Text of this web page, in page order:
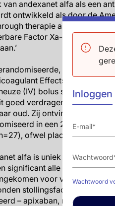
Inloggen
Wachtwoord
van andexanet alfa als een
ontwikkeld als door de
therapie als universeel
Factor Xa-remmers die
Effects of FXa
(IV) bolus significant
goed verdragen. De
oud. Zij ontvingen
in een 2:1 ratio om
ofwel placebo (n=14).
alfa is uniek onder de
significant alle belangrijke
voor versnelde
stollingsfactor (vrije
– apixaban, rivaroxaban,